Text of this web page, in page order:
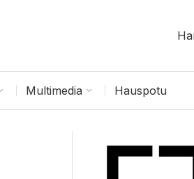
Multimedia Hauspotu